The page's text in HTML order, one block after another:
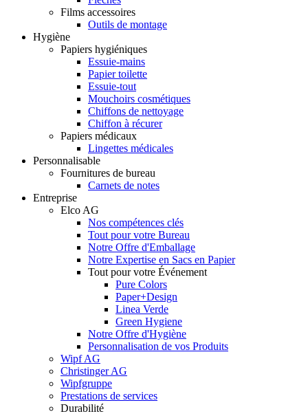
Films accessoires
Outils de montage
Hygiène
Papiers hygiéniques
Essuie-mains
Papier toilette
Essuie-tout
Mouchoirs cosmétiques
Chiffons de nettoyage
Chiffon à récurer
Papiers médicaux
Lingettes médicales
Personnalisable
Fournitures de bureau
Carnets de notes
Entreprise
Elco AG
Nos compétences clés
Tout pour votre Bureau
Notre Offre d'Emballage
Notre Expertise en Sacs en Papier
Tout pour votre Événement
Pure Colors
Paper+Design
Linea Verde
Green Hygiene
Notre Offre d'Hygiène
Personnalisation de vos Produits
Wipf AG
Christinger AG
Wipfgruppe
Prestations de services
Durabilité